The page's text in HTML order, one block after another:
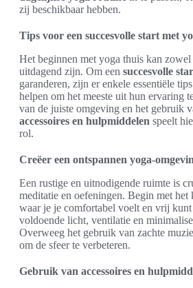
zij beschikbaar hebben.
Tips voor een succesvolle start met
Het beginnen met yoga thuis kan zowel
uitdagend zijn. Om een succesvolle
garanderen, zijn er enkele essentiële
helpen om het meeste uit hun ervaring
van de juiste omgeving en het gebruik
accessoires en hulpmiddelen speelt
rol.
Creëer een ontspannen yoga-
Een rustige en uitnodigende ruimte is
meditatie en oefeningen. Begin met het
waar je je comfortabel voelt en vrij
voldoende licht, ventilatie en
Overweeg het gebruik van zachte
om de sfeer te verbeteren.
Gebruik van accessoires en